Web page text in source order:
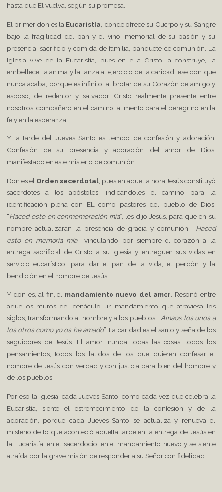
hasta que Él vuelva, según su promesa.
El primer don es la Eucaristía , donde ofrece su Cuerpo y su Sangre
bajo la fragilidad del pan y el vino, memorial de su pasión y su
presencia, sacrificio y comida de familia, banquete de comunión. La
Iglesia vive de la Eucaristía, pues en ella Cristo la construye, la
embellece, la anima y la lanza al ejercicio de la caridad, ese don que
nunca acaba, porque es infinito, al brotar de su Corazón de amigo y
esposo, de redentor y salvador. Cristo realmente presente entre
nosotros, compañero en el camino, alimento para el peregrino en la
fe y en la esperanza.
Y la tarde del Jueves Santo es tiempo de confesión y adoración.
Confesión de su presencia y adoración del amor de Dios,
manifestado en este misterio de comunión.
Don es el Orden sacerdotal, pues en aquella hora Jesús constituyó
sacerdotes a los apóstoles, indicándoles el camino para la
identificación plena con ÉL como pastores del pueblo de Dios.
“Haced esto en conmemoración mía”, les dijo Jesús, para que en su
nombre actualizaran la presencia de gracia y comunión. “Haced
esto en memoria mía”, vinculando por siempre el corazón a la
entrega sacrificial de Cristo a su Iglesia y entreguen sus vidas en
servicio eucarístico, para dar el pan de la vida, el perdón y la
bendición en el nombre de Jesús.
Y don es, al fin, el mandamiento nuevo del amor. Resonó entre
aquellos muros del cenáculo un mandamiento que atraviesa los
siglos, transformando al hombre y a los pueblos: “Amaos los unos a
los otros como yo os he amado”. La caridad es el santo y seña de los
seguidores de Jesús. El amor inunda todas las cosas, todos los
pensamientos, todos los latidos de los que quieren confesar el
nombre de Jesús con verdad y con justicia para bien del hombre y
de los pueblos.
Por eso la Iglesia, cada Jueves Santo, como cada vez que celebra la
Eucaristía, siente el estremecimiento de la confesión y de la
adoración, porque cada Jueves Santo se actualiza y renueva el
misterio de lo que aconteció aquella tarde en la entrega de Jesús en
la Eucaristía, en el sacerdocio, en el mandamiento nuevo y se siente
atraída por la grave misión de responder a su Señor con fidelidad.